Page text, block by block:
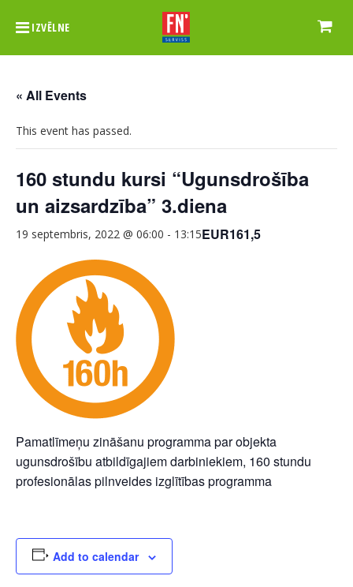
IZVĒLNE
« All Events
This event has passed.
160 stundu kursi “Ugunsdrošība
un aizsardzība” 3.diena
19 septembris, 2022 @ 06:00 - 13:15EUR161,5
Pamatlīmeņu zināšanu programma par objekta
ugunsdrošību atbildīgajiem darbiniekiem, 160 stundu
profesionālas pilnveides izglītības programma
Add to calendar